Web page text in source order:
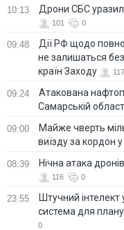
10:13 Дрони СБС
101 0
09:48
Дії РФ щодо
не залишаться без
країн Заходу
09:24
Атакована
Самарській
09:00
Майже чверть
виїзду за кордон
08:39 Нічна атака
116 0
23:55
Штучний інтелект
система для
0